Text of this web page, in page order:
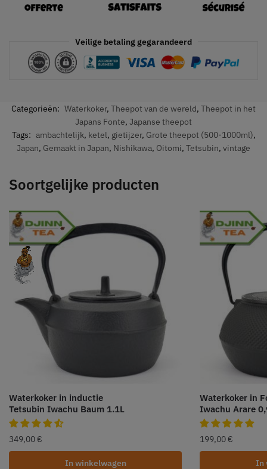
Veilige betaling gegarandeerd
Categorieën: Waterkoker, Theepot van de wereld, Theepot in het
Japans Fonte, Japanse theepot
Tags: ambachtelijk, ketel, gietijzer, Grote theepot (500-1000ml),
Japan, Gemaakt in Japan, Nishikawa, Oitomi, Tetsubin, vintage
Soortgelijke producten
Waterkoker in inductie
Tetsubin Iwachu Baum 1.1L
349,00 €
In winkelwagen
Waterkoker in
Iwachu Arare
199,00 €
In